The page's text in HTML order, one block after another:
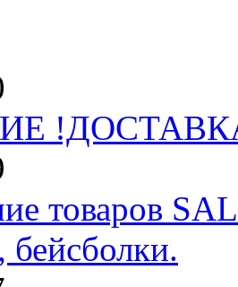
товаров
бейсболки.